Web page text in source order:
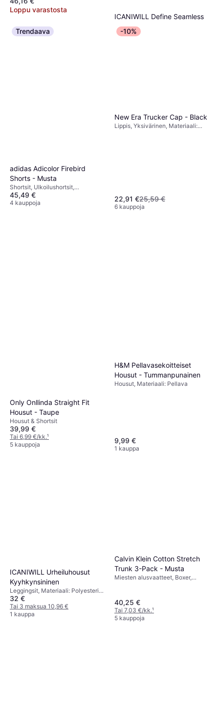
Loppu varastosta
ICANIWILL Define Seamless
Pocket Shorts - Black
Shortsit, Yksivärinen, Materiaali:
Trendaava
adidas Adicolor Firebird
Shorts - Musta
Shortsit, Ulkoilushortsit,
Chinoshortsit, Joggershortsit,
Yksivärinen, Materiaali: Polyesteri,
45,49 €
4 kauppoja
-10%
New Era Trucker Cap - Black
Lippis, Yksivärinen, Materiaali:
22,91 €25,59 €
6 kauppoja
Only Onllinda Straight Fit
Housut - Taupe
Housut & Shortsit
39,99 €
Tai 6,99 €/kk.¹
5 kauppoja
H&M Pellavasekoitteiset
Housut - Tummanpunainen
Housut, Materiaali: Pellava
9,99 €
1 kauppa
ICANIWILL Urheiluhousut
Kyyhkynsininen
Leggingsit, Materiaali: Polyesteri,
Elastaani/Lycra/Spandex,
Joustava, Saumaton
32 €
Tai 3 maksua 10,96 €
1 kauppa
Calvin Klein Cotton Stretch
Trunk 3-Pack - Musta
Miesten alusvaatteet, Boxer,
Elastaani/Lycra/Spandex,
Hengittävä, Joustava, Saumaton
40,25 €
Tai 7,03 €/kk.¹
5 kauppoja